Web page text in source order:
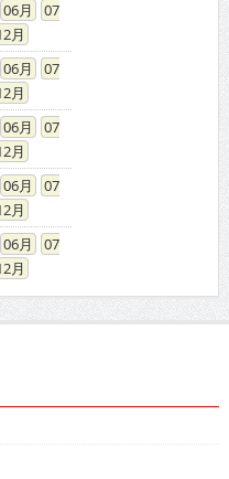
12
06
12
06
12
06
12
06
12